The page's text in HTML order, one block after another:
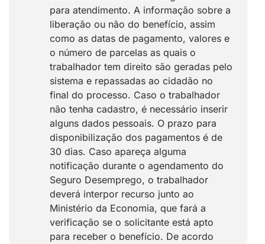
para atendimento. A informação sobre a
liberação ou não do benefício, assim
como as datas de pagamento, valores e
o número de parcelas as quais o
trabalhador tem direito são geradas pelo
sistema e repassadas ao cidadão no
final do processo. Caso o trabalhador
não tenha cadastro, é necessário inserir
alguns dados pessoais. O prazo para
disponibilização dos pagamentos é de
30 dias. Caso apareça alguma
notificação durante o agendamento do
Seguro Desemprego, o trabalhador
deverá interpor recurso junto ao
Ministério da Economia, que fará a
verificação se o solicitante está apto
para receber o benefício. De acordo